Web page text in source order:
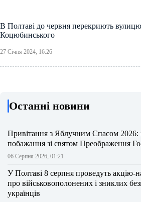
В Полтаві до червня перекриють вулицю
Коцюбинського
27 Січня 2024, 16:26
Останні новини
Привітання з Яблучним Спасом 2026:
побажання зі святом Преображення
06 Серпня 2026, 01:21
У Полтаві 8 серпня проведуть акцію-
про військовополонених і зниклих
українців